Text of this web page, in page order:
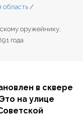
область/
оружейнику,
года
в сквере
на улице